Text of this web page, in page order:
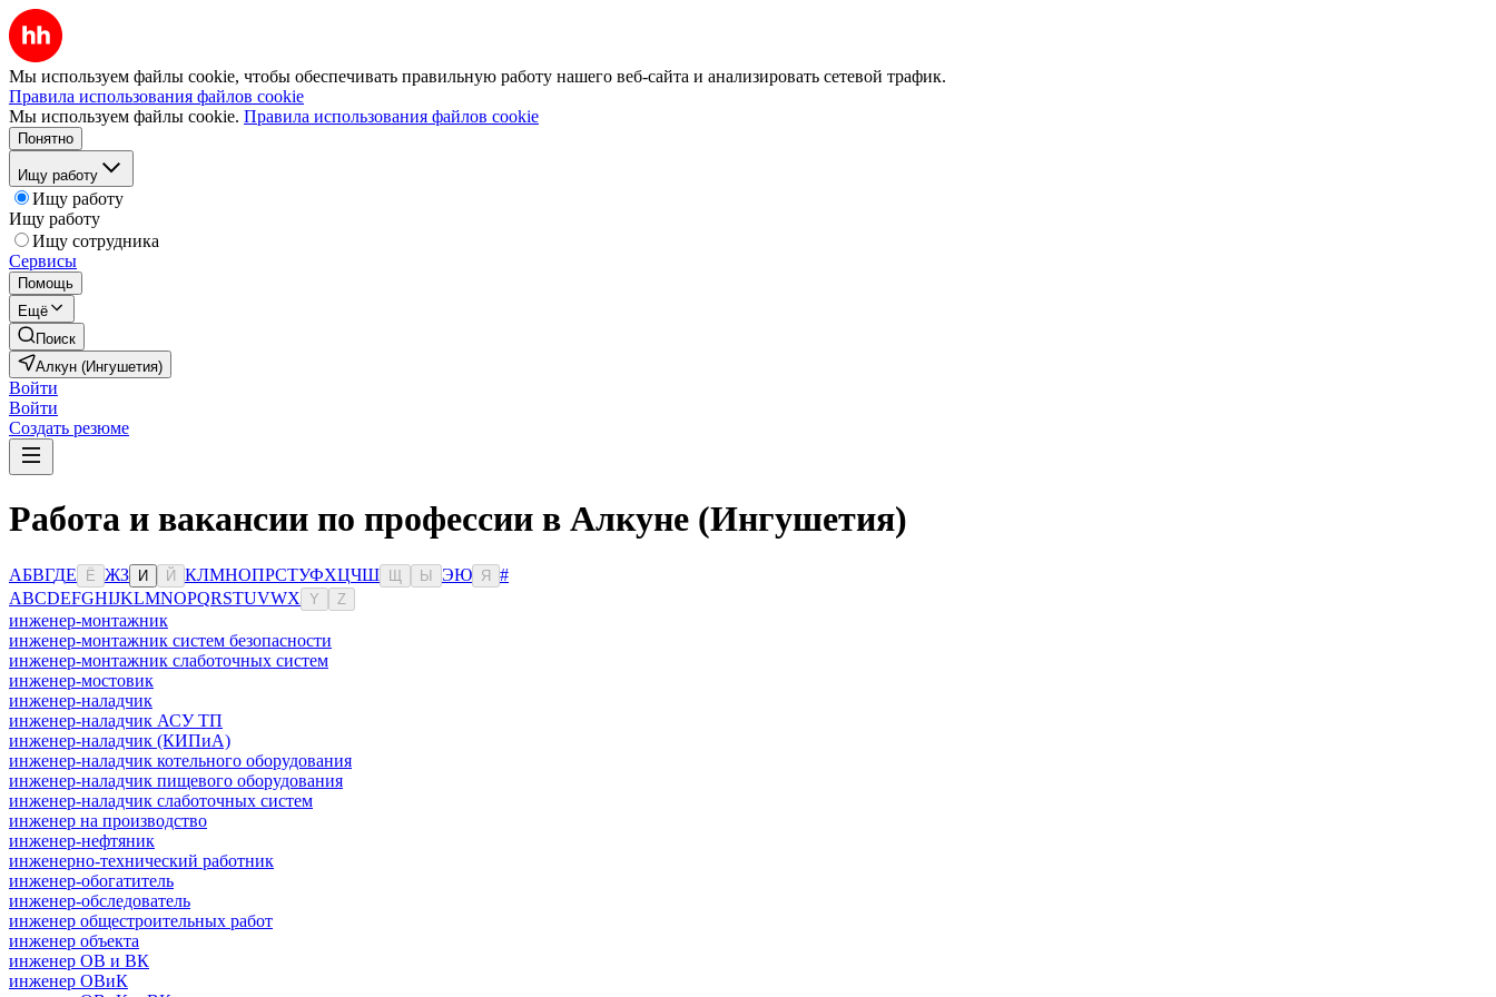
Мы используем файлы cookie, чтобы обеспечивать правильную работу нашего веб-сайта и анализировать сетевой трафик.
Правила использования файлов cookie
Мы используем файлы cookie. Правила использования файлов cookie
Понятно
Ищу работу
Ищу работу
Ищу работу
Ищу сотрудника
Сервисы
Помощь
Ещё
Поиск
Алкун (Ингушетия)
Войти
Войти
Создать резюме
Работа и вакансии по профессии в Алкуне (Ингушетия)
АБВГДЕ Ё ЖЗ И Й КЛМНОПРСТУФХЦЧШ Ы ЭЮ Я
#
ABCDEFGHIJKLMNOPQRSTUVWX Y Z
инженер-монтажник
инженер-монтажник систем безопасности
инженер-монтажник слаботочных систем
инженер-мостовик
инженер-наладчик
инженер-наладчик АСУ ТП
инженер-наладчик (КИПиА)
инженер-наладчик котельного оборудования
инженер-наладчик пищевого оборудования
инженер-наладчик слаботочных систем
инженер на производство
инженер-нефтяник
инженерно-технический работник
инженер-обогатитель
инженер-обследователь
инженер общестроительных работ
инженер объекта
инженер ОВ и ВК
инженер ОВиК